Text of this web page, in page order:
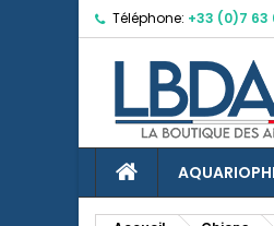
Téléphone: +33 (0)7 63
ACCUEIL